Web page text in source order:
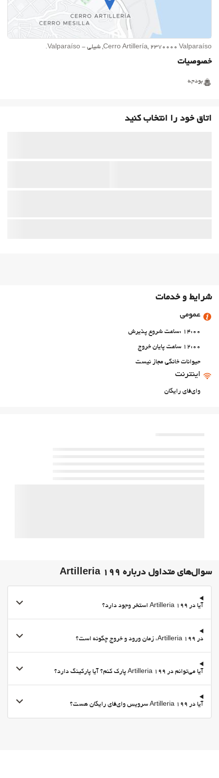
Cerro Artillería, 2370000 Valparaíso, شیلی - Valparaíso.
خصوصیات
بودجه
اتاق خود را انتخاب کنید
شرایط و خدمات
عمومی
14:00 :ساعت شروع پذیرش
12:00 ساعت پایان خروج
حیوانات خانگی مجاز نیست
اینترنت
وای‌فای رایگان
سوال‌های متداول درباره Artilleria 199
آیا در Artilleria 199 استخر وجود دارد؟
در Artilleria 199، زمان ورود و خروج چگونه است؟
آیا می‌توانم در Artilleria 199 پارک کنم؟ آیا پارکینگ دارد؟
آیا در Artilleria 199 سرویس وای‌فای رایگان هست؟